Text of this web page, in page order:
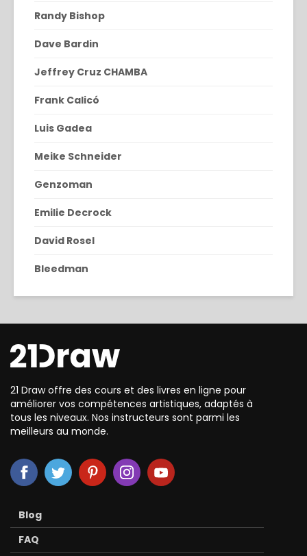
Randy Bishop
Dave Bardin
Jeffrey Cruz CHAMBA
Frank Calicó
Luis Gadea
Meike Schneider
Genzoman
Emilie Decrock
David Rosel
Bleedman
21 Draw offre des cours et des livres en ligne pour
améliorer vos compétences artistiques, adaptés à
tous les niveaux. Nos instructeurs sont parmi les
meilleurs au monde.
Blog
FAQ